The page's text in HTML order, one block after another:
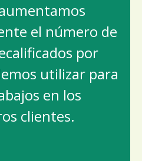
el número de
por
utilizar para
en los
clientes.